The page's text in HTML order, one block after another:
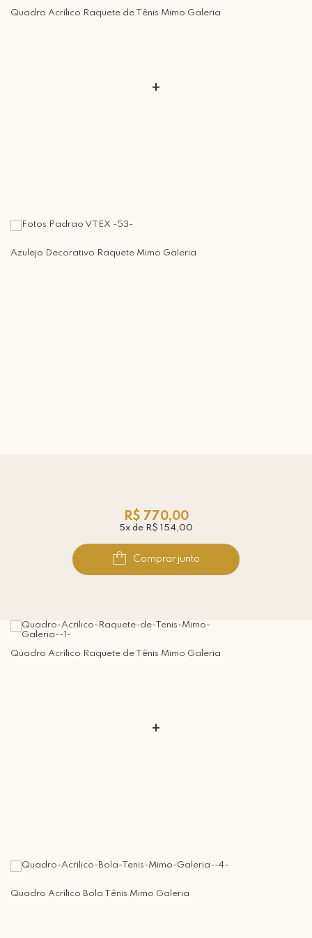
Que tal agendar um horário?
Quadro Acrílico Raquete de Tênis Mimo Galeria
+
Azulejo Decorativo Raquete Mimo Galeria
R$ 770,00
5x de R$ 154,00
Comprar junto
Quadro Acrílico Raquete de Tênis Mimo Galeria
+
Quadro Acrílico Bola Tênis Mimo Galeria